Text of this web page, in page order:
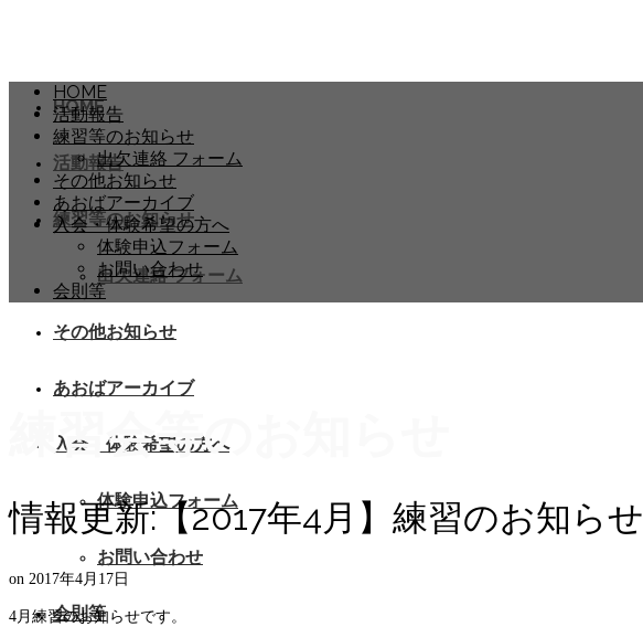
HOME
活動報告
練習等のお知らせ
出欠連絡 フォーム
その他お知らせ
あおばアーカイブ
入会・体験希望の方へ
体験申込フォーム
お問い合わせ
会則等
HOME
活動報告
練習等のお知らせ
出欠連絡 フォーム
その他お知らせ
あおばアーカイブ
入会・体験希望の方へ
体験申込フォーム
お問い合わせ
会則等
練習会等のお知らせ
情報更新:【2017年4月】練習のお知らせ
on 2017年4月17日
4月練習のお知らせです。